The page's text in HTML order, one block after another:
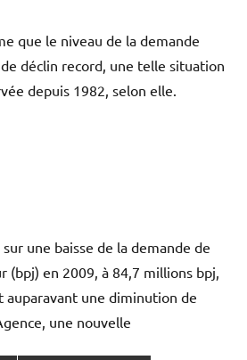
que le niveau de la demande
déclin record, une telle situation
depuis 1982, selon elle.
sur une baisse de la demande de
(bpj) en 2009, à 84,7 millions bpj,
auparavant une diminution de
une nouvelle